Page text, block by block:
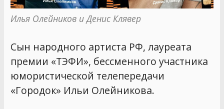
Илья Олейников и Денис Клявер
Сын народного артиста РФ, лауреата
премии «ТЭФИ», бессменного участника
юмористической телепередачи
«Городок» Ильи Олейникова.